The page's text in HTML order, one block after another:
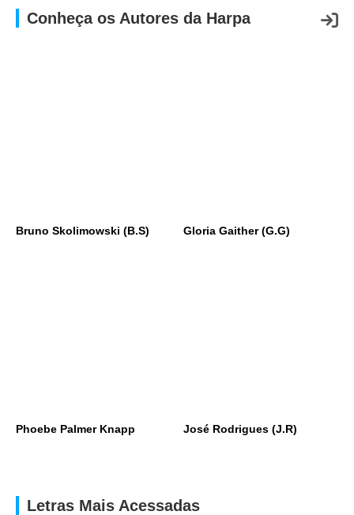
Conheça os Autores da Harpa
Bruno Skolimowski (B.S) Gloria Gaither (G.G)
Phoebe Palmer Knapp José Rodrigues (J.R)
Letras Mais Acessadas